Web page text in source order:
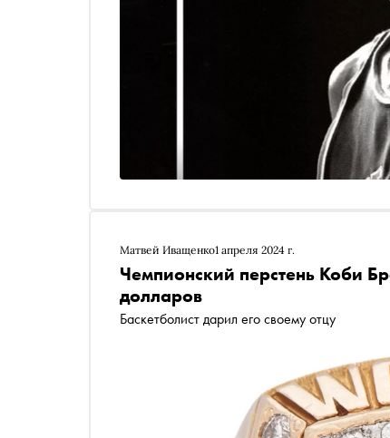
Матвей Иващенко1 апреля 2024 г.
Чемпионский перстень Коби
долларов
Баскетболист дарил его своему отцу